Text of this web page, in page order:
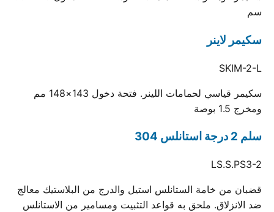
سم
سكيمر لاينر
SKIM-2-L
سكيمر قياسي لحمامات اللينر. فتحة دخول 143×148 مم
ومخرج 1.5 بوصة
سلم 2 درجة استانلس 304
LS.S.PS3-2
قضبان من خامة الستانلس استيل والدرج من البلاستيك معالج
ضد الانزلاق. ملحق به قواعد التثبيت ومسامير من الاستانلس